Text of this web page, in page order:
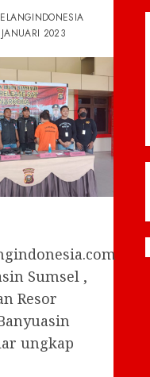
2023
Sumsel ,
Resor
ungkap